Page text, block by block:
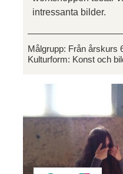
intressanta bilder.
Målgrupp: Från årskurs
Kulturform: Konst och